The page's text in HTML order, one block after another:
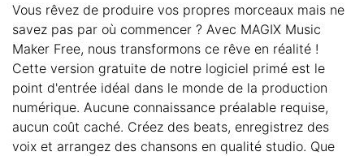
Vous rêvez de produire vos propres morceaux mais ne
savez pas par où commencer ? Avec MAGIX Music
Maker Free, nous transformons ce rêve en réalité !
Cette version gratuite de notre logiciel primé est le
point d'entrée idéal dans le monde de la production
numérique. Aucune connaissance préalable requise,
aucun coût caché. Créez des beats, enregistrez des
voix et arrangez des chansons en qualité studio. Que